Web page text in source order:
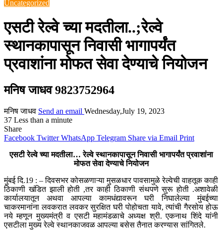
Uncategorized
एसटी रेल्वे च्या मदतीला..;रेल्वे
स्थानकापासून निवासी भागापर्यंत
प्रवाशांना मोफत सेवा देण्याचे नियोजन
मनिष जाधव 9823752964
मनिष जाधव Send an email Wednesday,July 19, 2023
37 Less than a minute
Share
Facebook Twitter WhatsApp Telegram Share via Email Print
एसटी रेल्वे च्या मदतीला… रेल्वे स्थानकापासून निवासी भागापर्यंत प्रवाशांना
मोफत सेवा देण्याचे नियोजन
मुंबई दि.19 : – दिवसभर कोसळणाऱ्या मुसळधार पावसामुळे रेल्वेची वाहतूक काही
ठिकाणी खंडित झाली होती ,तर काही ठिकाणी संथपणे सुरू होती .अशावेळी
कार्यालयातून अथवा आपल्या कामधंद्यावरून घरी निघालेल्या मुंबईच्या
चाकरमानांना लवकरात लवकर सुरक्षित घरी पोहोचता यावे, त्यांची गैरसोय होऊ
नये म्हणून मुख्यमंत्री व एसटी महामंडळाचे अध्यक्ष श्री. एकनाथ शिंदे यांनी
एसटीला मुख्य रेल्वे स्थानकाजवळ आपल्या बसेस तैनात करण्यास सांगितले.